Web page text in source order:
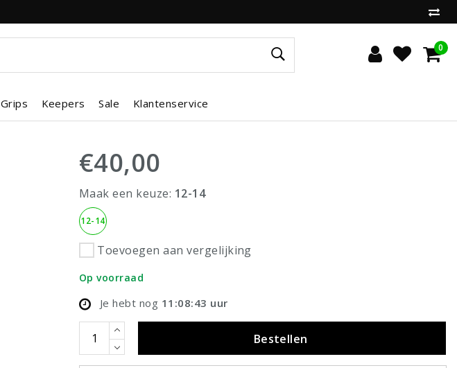
0
Grips Keepers Sale Klantenservice
€40,00
Maak een keuze: 12-14
12-14
Toevoegen aan vergelijking
Op voorraad
Je hebt nog 11:08:42 uur
Bestellen